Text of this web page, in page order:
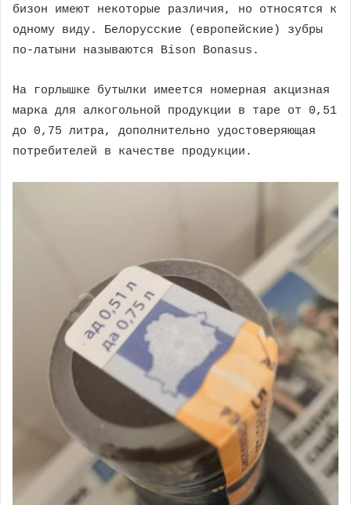
бизон имеют некоторые различия, но относятся к
одному виду. Белорусские (европейские) зубры
по-латыни называются Bison Bonasus.
На горлышке бутылки имеется номерная акцизная
марка для алкогольной продукции в таре от 0,51
до 0,75 литра, дополнительно удостоверяющая
потребителей в качестве продукции.